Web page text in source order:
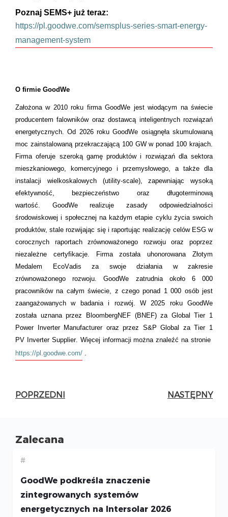
Poznaj SEMS+ już teraz:
https://pl.goodwe.com/semsplus-series-smart-energy-
management-system
O firmie GoodWe
Założona w 2010 roku firma GoodWe jest wiodącym na świecie
producentem falowników oraz dostawcą inteligentnych rozwiązań
energetycznych. Od 2026 roku GoodWe osiągnęła skumulowaną
moc zainstalowaną przekraczającą 100 GW w ponad 100 krajach.
Firma oferuje szeroką gamę produktów i rozwiązań dla sektora
mieszkaniowego, komercyjnego i przemysłowego, a także dla
instalacji wielkoskalowych (utility-scale), zapewniając wysoką
efektywność, bezpieczeństwo oraz długoterminową
wartość. GoodWe realizuje zasady odpowiedzialności
środowiskowej i społecznej na każdym etapie cyklu życia swoich
produktów, stale rozwijając się i raportując realizację celów ESG w
corocznych raportach zrównoważonego rozwoju oraz poprzez
niezależne certyfikacje. Firma została uhonorowana Złotym
Medalem
EcoVadis za swoje działania w zakresie
zrównoważonego rozwoju. GoodWe zatrudnia około 6 000
pracowników na całym świecie, z czego ponad 1 000 osób jest
zaangażowanych w badania i rozwój. W 2025 roku GoodWe
została uznana przez
BloombergNEF(BNEF) za GlobalTier1
Power
Inverter Manufactureroraz przez S&P Global zaTier1
PV InverterSupplier. Więcej informacji można znaleźć na stronie
https://pl.goodwe.com/
POPRZEDNI NASTĘPNY
Zalecana
#
GoodWe podkreśla znaczenie
zintegrowanych systemów
energetycznych na Intersolar 2026